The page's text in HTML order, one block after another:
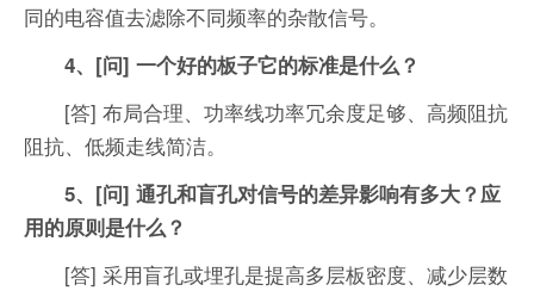
同的电容值去滤除不同频率的杂散信号。
4、[问] 一个好的板子它的标准是什么？
[答] 布局合理、功率线功率冗余度足够、高频阻抗
阻抗、低频走线简洁。
5、[问] 通孔和盲孔对信号的差异影响有多大？应
用的原则是什么？
[答] 采用盲孔或埋孔是提高多层板密度、减少层数